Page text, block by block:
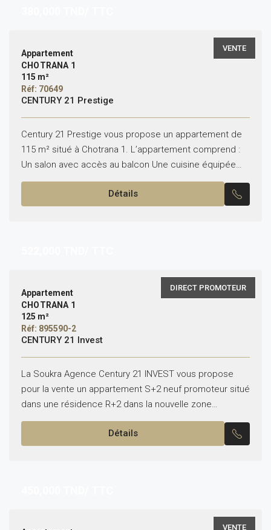
VENTE
Appartement
CHOTRANA 1
115 m²
Réf: 70649
CENTURY 21 Prestige
Century 21 Prestige vous propose un appartement de
115 m² situé à Chotrana 1. L’appartement comprend :
Un salon avec accès au balcon Une cuisine équipée
Deux chambres Une salle de bain...
Détails
DIRECT PROMOTEUR
Appartement
CHOTRANA 1
125 m²
Réf: 895590-2
CENTURY 21 Invest
La Soukra Agence Century 21 INVEST vous propose
pour la vente un appartement S+2 neuf promoteur situé
dans une résidence R+2 dans la nouvelle zone
résidentielle à Chotrana 1 Superficie : 125m²...
Détails
VENTE